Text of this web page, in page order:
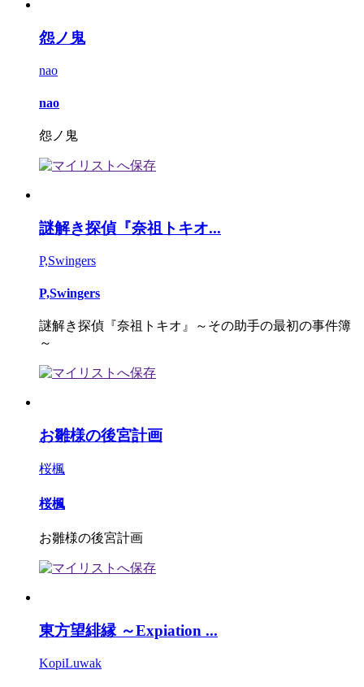
怨ノ鬼
nao
nao
怨ノ鬼
謎解き探偵『奈祖トキオ...
P,Swingers
P,Swingers
謎解き探偵『奈祖トキオ』～その助手の最初の事件簿
～
お雛様の後宮計画
桜楓
桜楓
お雛様の後宮計画
東方望緋縁 ～Expiation ...
KopiLuwak